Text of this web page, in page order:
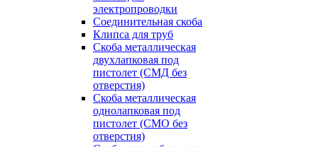
электропроводки
Соединительная скоба
Клипса для труб
Скоба металлическая
двухлапковая под
пистолет (СМД без
отверстия)
Скоба металлическая
однолапковая под
пистолет (СМО без
отверстия)